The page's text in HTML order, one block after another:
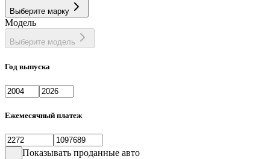
Фастбек1
Хэтчбек133
Выберите марку
Модель
Выберите модель
Год выпуска
Ежемесячный платеж
Показывать проданные авто